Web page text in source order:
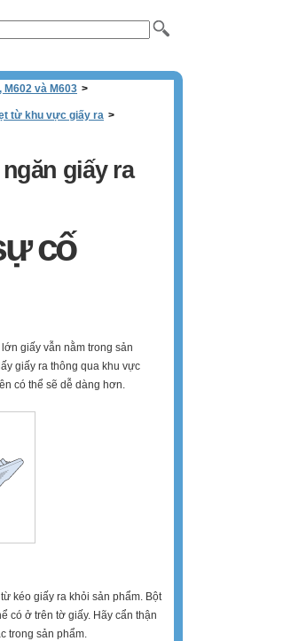
M602 và M603 >
từ khu vực giấy ra >
giấy ra
cố
giấy vẫn nằm trong sản
giấy ra thông qua khu vực
có thể sẽ dễ dàng hơn.
kéo giấy ra khỏi sản phẩm. Bột
có ở trên tờ giấy. Hãy cẩn thận
trong sản phẩm.